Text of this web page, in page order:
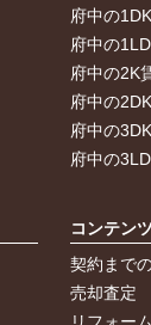
府中の
府中の
府中の2K
府中の
府中の
府中の
コンテンツ
契約まで
売却査定